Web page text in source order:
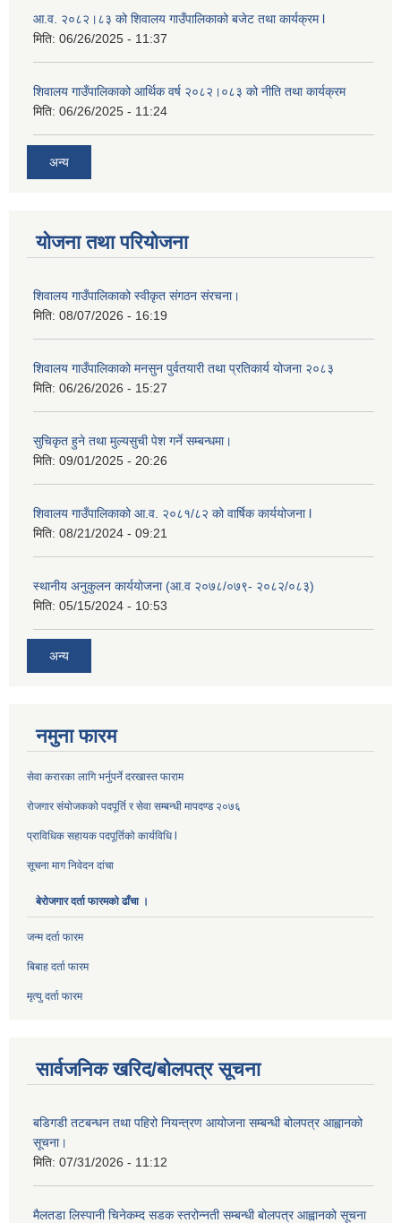
आ.व. २०८२।८३ को शिवालय गाउँपालिकाको बजेट तथा कार्यक्रम l
मिति: 06/26/2025 - 11:37
शिवालय गाउँपालिकाको आर्थिक वर्ष २०८२।०८३ को नीति तथा कार्यक्रम
मिति: 06/26/2025 - 11:24
अन्य
योजना तथा परियोजना
शिवालय गाउँपालिकाको स्वीकृत संगठन संरचना।
मिति: 08/07/2026 - 16:19
शिवालय गाउँपालिकाको मनसुन पुर्वतयारी तथा प्रतिकार्य योजना २०८३
मिति: 06/26/2026 - 15:27
सुचिकृत हुने तथा मुल्यसुची पेश गर्ने सम्बन्धमा।
मिति: 09/01/2025 - 20:26
शिवालय गाउँपालिकाको आ.व. २०८१/८२ को वार्षिक कार्ययोजना l
मिति: 08/21/2024 - 09:21
स्थानीय अनुकुलन कार्ययोजना (आ.व २०७८/०७९- २०८२/०८३)
मिति: 05/15/2024 - 10:53
अन्य
नमुना फारम
सेवा करारका लागि भर्नुपर्ने दरखास्त फाराम
रोजगार संयोजकको पदपूर्ति र सेवा सम्बन्धी मापदण्ड २०७६
प्राविधिक सहायक पदपूर्तिको कार्यविधि l
सूचना माग निवेदन दांचा
बेरोजगार दर्ता फारमको ढाँचा ।
जन्म दर्ता फारम
बिबाह दर्ता फारम
मृत्यु दर्ता फारम
सार्वजनिक खरिद/बोलपत्र सूचना
बडिगडी तटबन्धन तथा पहिरो नियन्त्रण आयोजना सम्बन्धी बोलपत्र आह्वानको
सूचना।
मिति: 07/31/2026 - 11:12
मैलतडा लिस्पानी चिनेकम्द सडक स्तरोन्नती सम्बन्धी बोलपत्र आह्वानको सूचना